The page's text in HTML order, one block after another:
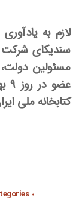
لازم به
سندیکای شرکت
مسئولین
کتابخانه ملی ایران و از